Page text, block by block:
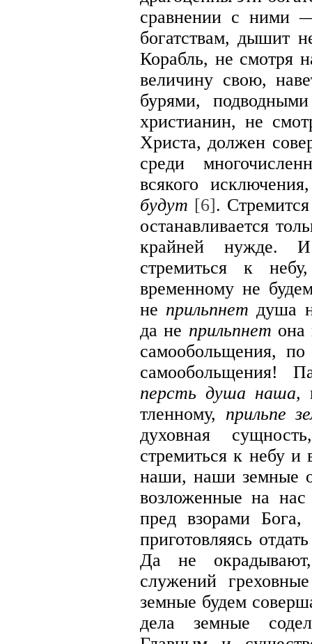
сравнении с ними
богатствам, дышит
Корабль, не смотря
величину свою,
бурями,
христианин, не
Христа, должен
среди
всякого
будут [6].
останавливается
крайней нужде.
стремиться к
временному не
не прильпнетдуша
да не прильпнет она
самообольщения,
самообольщения!
персть душа наша,
тленному, прильпе
духовная
стремиться к небу и
наши, наши земные
возложенные на
пред взорами Бога,
приготовляясь
Да не
служений
земные будем
дела земные